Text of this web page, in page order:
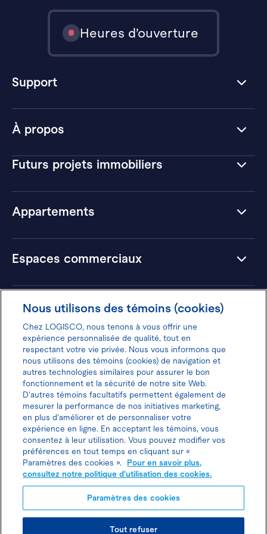
Joindre l’agent de location
À propos
Futurs projets immobiliers
Appartements
Espaces commerciaux
Hôtels
Heures d’ouverture
Support
Donnez votre avis pour gagner 100$
Politique d'utilisation des cookies
Politique de protection des
renseignements personnels
Nous utilisons des témoins (cookies)
Chez LOGISCO, nous tenons à vous offrir une
expérience personnalisée de qualité, tout en
respectant votre vie privée. Nous vous informons que
nous utilisons des témoins (cookies) de navigation et
autres technologies similaires pour assurer le bon
fonctionnement et la sécurité de notre site Web.
D'autres témoins facultatifs permettent également de
mesurer la performance de nos initiatives marketing,
en plus d'améliorer et de personnaliser votre
expérience en ligne. En acceptant les témoins, vous
consentez à leur utilisation. Vous pouvez modifier vos
préférences en tout temps en cliquant sur «
Paramètres des cookies ».
Pour en savoir plus,
consultez notre politique d'utilisation des cookies.
Paramètres des cookies
Tout refuser